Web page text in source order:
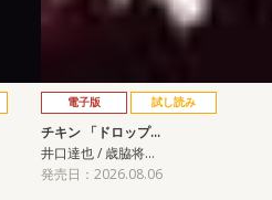
電子版 試し読み
チキン 「ドロップ…
井口達也 / 歳脇将…
発売日：2026.08.06